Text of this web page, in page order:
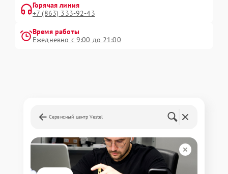
Горячая линия
+7 (863) 333-92-43
Время работы
Ежедневно с 9:00 до 21:00
Сервисный центр Vestel